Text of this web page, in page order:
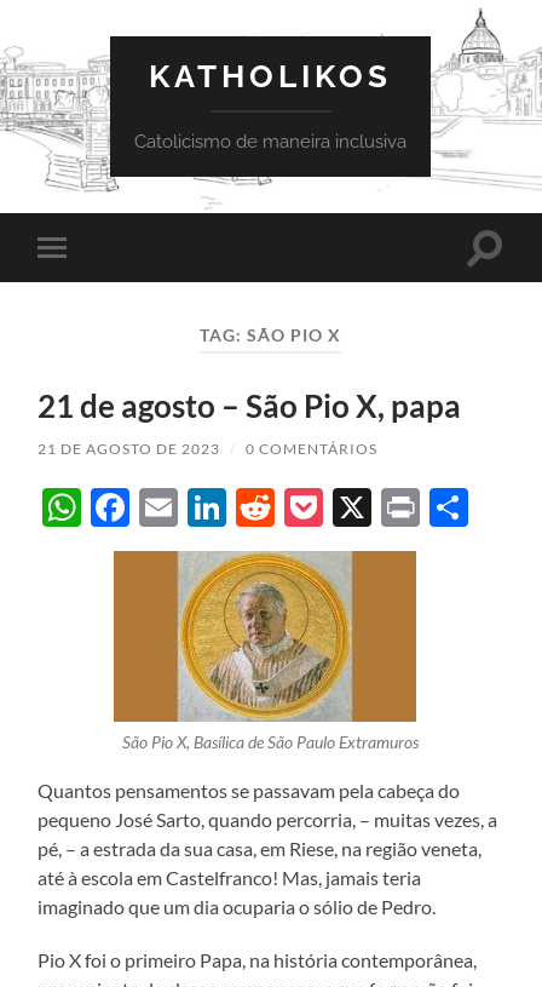
KATHOLIKOS
Catolicismo de maneira inclusiva
Toggle
mobile
Toggle
TAG:SÃO PIO X
21 de agosto – São Pio X, papa
21 DE AGOSTO DE 2023 / 0 COMENTÁRIOS
WhatsApp
Facebook
EmailLinkedIn
Reddit
Pocket
X Print
São Pio X, Basílica de São Paulo Extramuros
Quantos pensamentos se passavam pela cabeça do
pequeno José Sarto, quando percorria, – muitas vezes, a
pé, – a estrada da sua casa, em Riese, na região veneta,
até à escola em Castelfranco! Mas, jamais teria
imaginado que um dia ocuparia o sólio de Pedro.
Pio X foi o primeiro Papa, na história contemporânea,